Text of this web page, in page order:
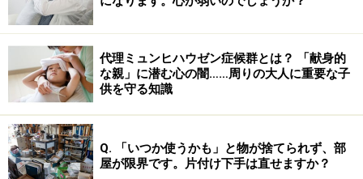
呼吸は自律神経バランスを変える重要な手段です。
一日中時間に追われ、職場でも家庭でもストレスだらけ
の現代人はただでさえ交感神経が優位になっており、心
身ともに緊張状態を強いられています。その緊張を解き
ほぐし、副交感神経が優位なモードに切り替えるには、
「ゆっくり」というキーワードを忘れてはいけません。
代理ミュンヒハウゼン症候群とは？ 「献身的
な親」に潜む心の闇……周りの大人に重要な子
供を守る知識
Q. 「いつか使うかも」と物が捨てられず、部
屋が限界です。片付け下手は直せますか？